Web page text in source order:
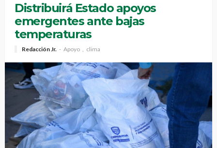
Distribuirá Estado apoyos
emergentes ante bajas
temperaturas
Redacción Jr. Apoyo clima